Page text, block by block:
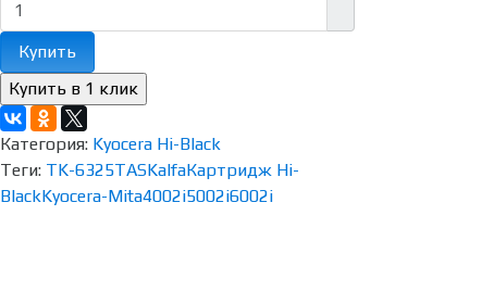
Купить
Категория: Kyocera Hi-Black
Теги: TK-6325TASKalfaКартридж Hi-
BlackKyocera-Mita4002i5002i6002i